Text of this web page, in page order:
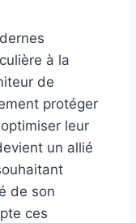
à la
de
protéger
leur
un allié
de son
ces